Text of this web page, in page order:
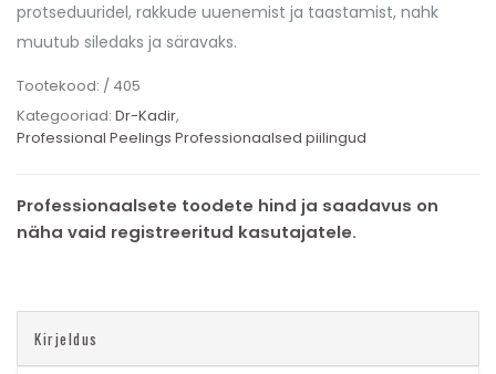
protseduuridel, rakkude uuenemist ja taastamist, nahk
muutub siledaks ja säravaks.
Tootekood: / 405
Kategooriad: Dr-Kadir,
Professional Peelings Professionaalsed piilingud
Professionaalsete toodete hind ja saadavus on
näha vaid registreeritud kasutajatele.
Kirjeldus